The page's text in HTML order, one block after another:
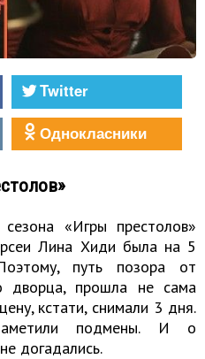
Twitter
Однокласники
«Игры престолов»
Лина Хиди была на 5
путь позора от
дворца, прошла не сама
кстати, снимали 3 дня.
подмены. И о
догадались.